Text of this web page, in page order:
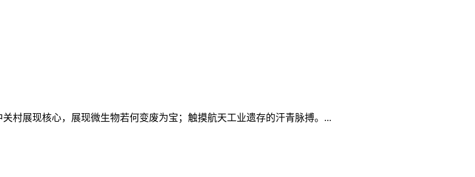
村展现核心，展现微生物若何变废为宝；触摸航天工业遗存的汗青脉搏。...